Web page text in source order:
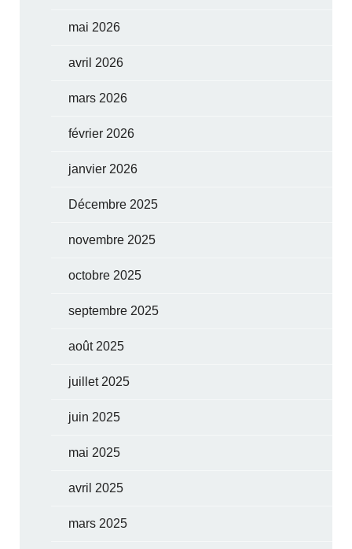
mai 2026
avril 2026
mars 2026
février 2026
janvier 2026
Décembre 2025
novembre 2025
octobre 2025
septembre 2025
août 2025
juillet 2025
juin 2025
mai 2025
avril 2025
mars 2025